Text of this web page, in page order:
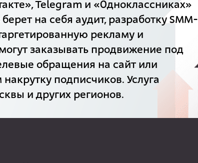
Telegram и «Одноклассниках»
на себя аудит, разработку SMM-
рекламу и
заказывать продвижение под
обращения на сайт или
подписчиков. Услуга
и других регионов.